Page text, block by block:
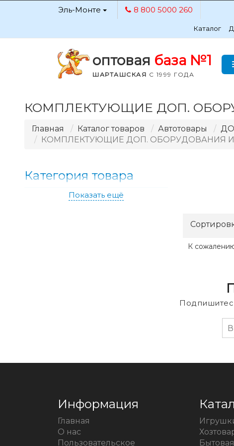
Эль-Монте 8 800 5000 260
Каталог
оптовая база №1
ШАРТАШСКАЯ С 1999 ГОДА
КОМПЛЕКТУЮЩИЕ ДОП.
Главная Каталог товаров Автотовары
КОМПЛЕКТУЮЩИЕ ДОП. ОБОРУДОВАНИЯ
К
Категория товара
Показать ещё
Информация
Главная
О нас
Пользовательское